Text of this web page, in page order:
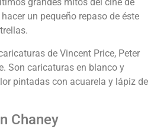
grandes mitos del cine de
un pequeño repaso de éste
de Vincent Price, Peter
Son caricaturas en blanco y
pintadas con acuarela y lápiz de
Chaney